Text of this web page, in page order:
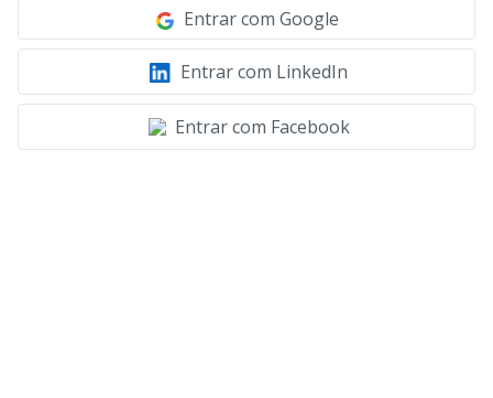
Entrar com Google
Entrar com LinkedIn
Entrar com Facebook